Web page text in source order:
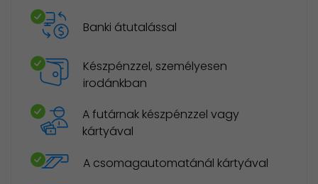
Banki átutalással
Készpénzzel, személyesen
irodánkban
A futárnak készpénzzel vagy
kártyával
A csomagautomatánál kártyával